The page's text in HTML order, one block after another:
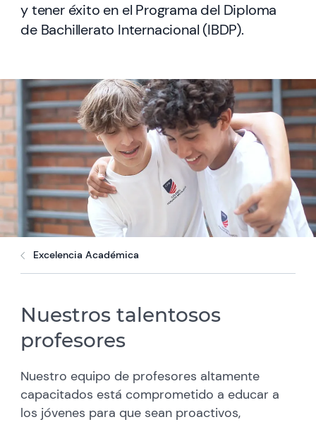
y tener éxito en el Programa del Diploma
de Bachillerato Internacional (IBDP).
Excelencia Académica
Nuestros talentosos
profesores
Nuestro equipo de profesores altamente
capacitados está comprometido a educar a
los jóvenes para que sean proactivos,